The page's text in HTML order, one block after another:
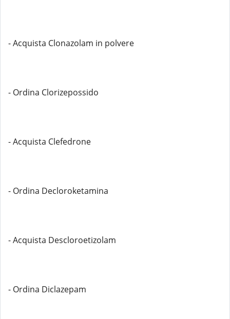
- Acquista Clonazolam in polvere
- Ordina Clorizepossido
- Acquista Clefedrone
- Ordina Decloroketamina
- Acquista Descloroetizolam
- Ordina Diclazepam